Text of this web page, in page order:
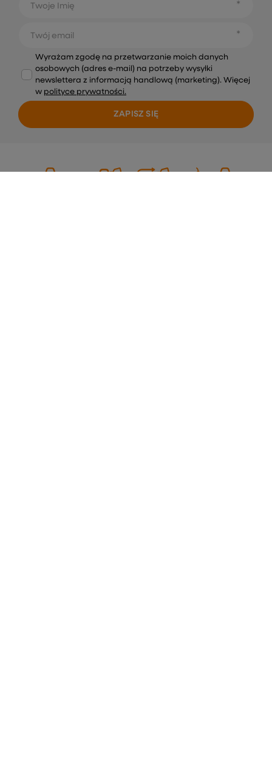
Twoje Imię
Twój email
Wyrażam zgodę na przetwarzanie moich danych
osobowych (adres e-mail) na potrzeby wysyłki
newslettera z informacją handlową (marketing). Więcej
w polityce prywatności.
ZAPISZ SIĘ